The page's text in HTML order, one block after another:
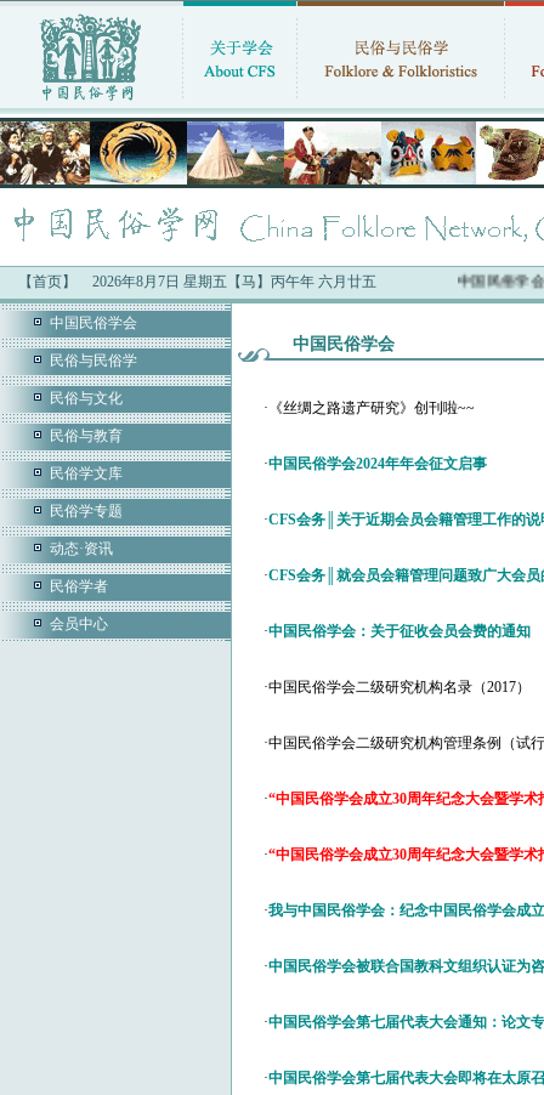
【首页】 2026年8月7日 星期五【马】丙午年 六月廿五 中国民俗学会
中国民俗学会
民俗与民俗学
民俗与文化
民俗与教育
民俗学文库
民俗学专题
动态·资讯
民俗学者
会员中心
中国民俗学会
· 《丝绸之路遗产研究》创刊啦~~
·中国民俗学会2024年年会征文启事
·CFS会务║关于近期会员会籍管理工作的说
·CFS会务║就会员会籍管理问题致广大会员
·中国民俗学会：关于征收会员会费的通知
·中国民俗学会二级研究机构名录（2017）
·中国民俗学会二级研究机构管理条例（试
·“中国民俗学会成立30周年纪念大会暨学术
·“中国民俗学会成立30周年纪念大会暨学术
·我与中国民俗学会：纪念中国民俗学会成
·中国民俗学会被联合国教科文组织认证为
·中国民俗学会第七届代表大会通知：论文
·中国民俗学会第七届代表大会即将在太原